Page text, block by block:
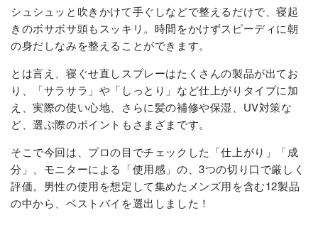
シュシュッと吹きかけて手ぐしなどで整えるだけで、寝起
きのボサボサ頭もスッキリ。時間をかけずスピーディに朝
の身だしなみを整えることができます。
とは言え、寝ぐせ直しスプレーはたくさんの製品が出てお
り、「サラサラ」や「しっとり」など仕上がりタイプに加
え、実際の使い心地、さらに髪の補修や保湿、UV対策な
ど、選ぶ際のポイントもさまざまです。
そこで今回は、プロの目でチェックした「仕上がり」「成
分」、モニターによる「使用感」の、3つの切り口で厳しく
評価。男性の使用を想定して集めたメンズ用を含む12製品
の中から、ベストバイを選出しました！